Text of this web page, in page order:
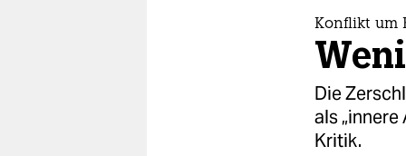
Konflikt um
Die
als
Kritik.